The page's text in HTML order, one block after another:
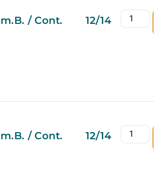
m.B. / Cont. 12/14
m.B. / Cont. 12/14